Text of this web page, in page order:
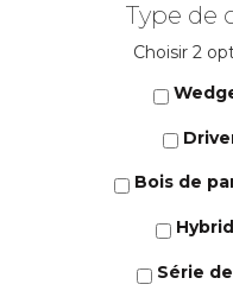
Type de
Choisir 2
Bois de
Série